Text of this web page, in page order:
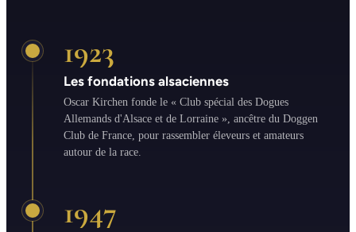
1923
Les fondations alsaciennes
Oscar Kirchen fonde le « Club spécial des Dogues
Allemands d'Alsace et de Lorraine », ancêtre du Doggen
Club de France, pour rassembler éleveurs et amateurs
autour de la race.
1947